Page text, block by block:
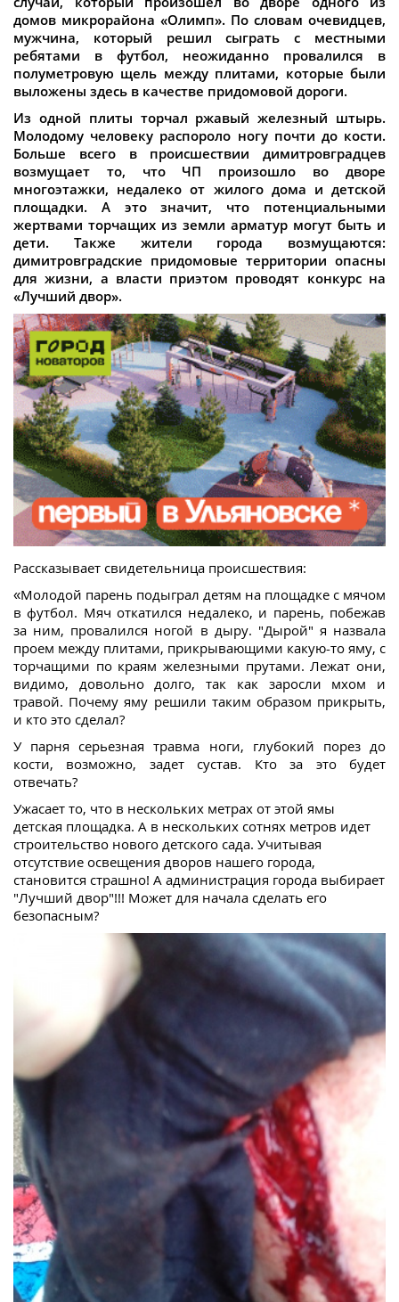
домов микрорайона «Олимп». По словам очевидцев,
мужчина, который решил сыграть с местными
ребятами в футбол, неожиданно провалился в
полуметровую щель между плитами, которые были
выложены здесь в качестве придомовой дороги.
Из одной плиты торчал ржавый железный штырь.
Молодому человеку распороло ногу почти до кости.
Больше всего в происшествии димитровградцев
возмущает то, что ЧП произошло во дворе
многоэтажки, недалеко от жилого дома и детской
площадки. А это значит, что потенциальными
жертвами торчащих из земли арматур могут быть и
дети. Также жители города возмущаются:
димитровградские придомовые территории опасны
для жизни, а власти приэтом проводят конкурс на
«Лучший двор».
Рассказывает свидетельница происшествия:
«Молодой парень подыграл детям на площадке с мячом
в футбол. Мяч откатился недалеко, и парень, побежав
за ним, провалился ногой в дыру. "Дырой" я назвала
проем между плитами, прикрывающими какую-то яму, с
торчащими по краям железными прутами. Лежат они,
видимо, довольно долго, так как заросли мхом и
травой. Почему яму решили таким образом прикрыть,
и кто это сделал?
У парня серьезная травма ноги, глубокий порез до
кости, возможно, задет сустав. Кто за это будет
отвечать?
Ужасает то, что в нескольких метрах от этой ямы
детская площадка. А в нескольких сотнях метров идет
строительство нового детского сада. Учитывая
отсутствие освещения дворов нашего города,
становится страшно! А администрация города выбирает
"Лучший двор"!!! Может для начала сделать его
безопасным?